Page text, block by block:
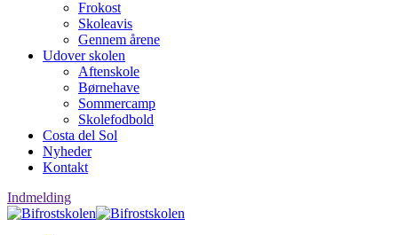
Frokost
Skoleavis
Gennem årene
Udover skolen
Aftenskole
Børnehave
Sommercamp
Skolefodbold
Costa del Sol
Nyheder
Kontakt
Indmelding